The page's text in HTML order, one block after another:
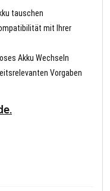
tauschen
mit Ihrer
Akku Wechseln
Vorgaben